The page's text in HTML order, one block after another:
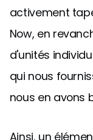
activement
Now, en
d'unités
qui nous
nous en avons
Ainsi, un